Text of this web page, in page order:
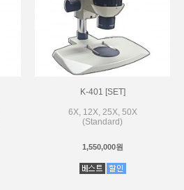
K-401 [SET]
6X, 12X, 25X, 50X
(Standard)
1,550,000원